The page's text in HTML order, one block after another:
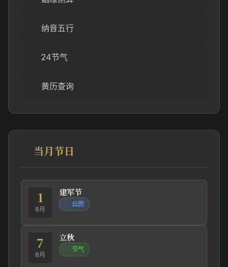
纳音五行
24节气
黄历查询
当月节日
1
8月
建军节
公历
7
8月
立秋
节气